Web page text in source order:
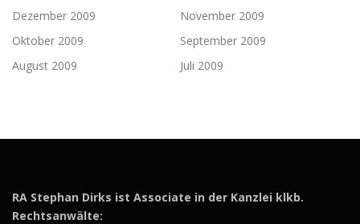
Dezember 2009
November 2009
Oktober 2009
September 2009
August 2009
Juli 2009
RA Stephan Dirks ist Associate in der Kanzlei klkb.
Rechtsanwälte: